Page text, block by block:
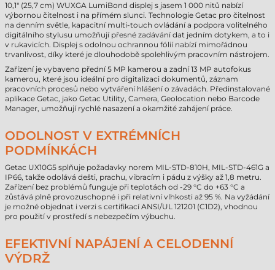
10,1" (25,7 cm) WUXGA LumiBond displej s jasem 1 000 nitů nabízí
výbornou čitelnost i na přímém slunci. Technologie Getac pro čitelnost
na denním světle, kapacitní multi-touch ovládání a podpora volitelného
digitálního stylusu umožňují přesné zadávání dat jedním dotykem, a to i
v rukavicích. Displej s odolnou ochrannou fólií nabízí mimořádnou
trvanlivost, díky které je dlouhodobě spolehlivým pracovním nástrojem.
Zařízení je vybaveno přední 5 MP kamerou a zadní 13 MP autofokus
kamerou, které jsou ideální pro digitalizaci dokumentů, záznam
pracovních procesů nebo vytváření hlášení o závadách. Předinstalované
aplikace Getac, jako Getac Utility, Camera, Geolocation nebo Barcode
Manager, umožňují rychlé nasazení a okamžité zahájení práce.
ODOLNOST V EXTRÉMNÍCH
PODMÍNKÁCH
Getac UX10G5 splňuje požadavky norem MIL-STD-810H, MIL-STD-461G a
IP66, takže odolává dešti, prachu, vibracím i pádu z výšky až 1,8 metru.
Zařízení bez problémů funguje při teplotách od -29 °C do +63 °C a
zůstává plně provozuschopné i při relativní vlhkosti až 95 %. Na vyžádání
je možné objednat i verzi s certifikací ANSI/UL 121201 (C1D2), vhodnou
pro použití v prostředí s nebezpečím výbuchu.
EFEKTIVNÍ NAPÁJENÍ A CELODENNÍ
VÝDRŽ